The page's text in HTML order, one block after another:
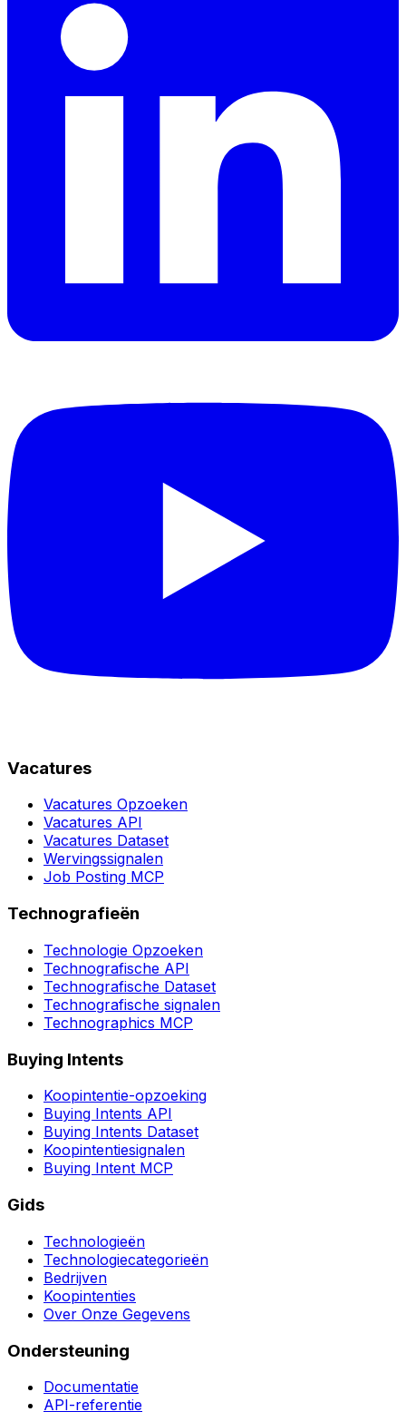
Vacatures
Vacatures Opzoeken
Vacatures API
Vacatures Dataset
Wervingssignalen
Job Posting MCP
Technografieën
Technologie Opzoeken
Technografische API
Technografische Dataset
Technografische signalen
Technographics MCP
Buying Intents
Koopintentie-opzoeking
Buying Intents API
Buying Intents Dataset
Koopintentiesignalen
Buying Intent MCP
Gids
Technologieën
Technologiecategorieën
Bedrijven
Koopintenties
Over Onze Gegevens
Ondersteuning
Documentatie
API-referentie